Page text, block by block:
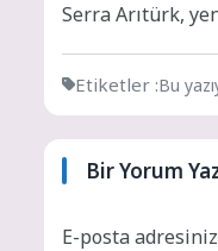
Serra Arıtürk,
Etiketler :Bu
Bir Yorum
E-posta